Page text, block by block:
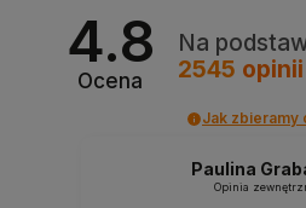
4.8
Ocena
Na
2545 opinii
Jak zbieramy
Paulina
Opinia